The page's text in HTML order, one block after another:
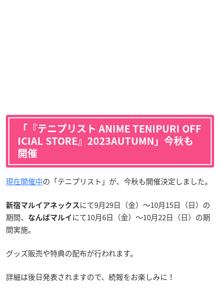
「『テニプリスト ANIME TENIPURI OFF
ICIAL STORE』2023AUTUMN」今秋も
開催
現在開催中の「テニプリスト」が、今秋も開催決定しました。
新宿マルイアネックス にて9月29日（金）～10月15日（日）の
期間、
なんばマルイ にて10月6日（金）〜10月22日（日）の期
間実施。
グッズ販売や特典の配布が行われます。
詳細は後日発表されますので、続報をお楽しみに！